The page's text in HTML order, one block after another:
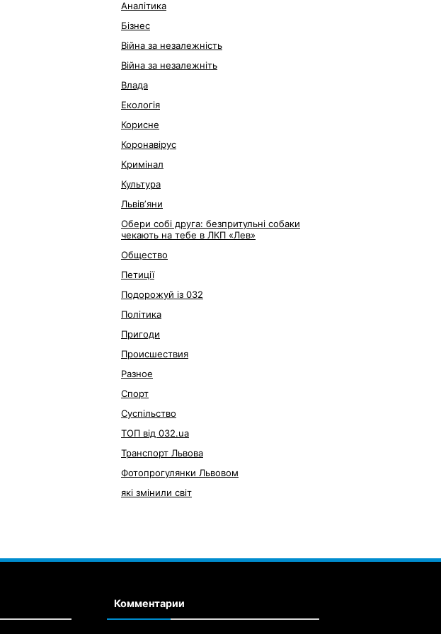
Аналітика
Бізнес
Війна за незалежність
Війна за незалежніть
Влада
Екологія
Корисне
Коронавірус
Кримінал
Культура
Львівʼяни
Обери собі друга: безпритульні собаки
чекають на тебе в ЛКП «Лев»
Общество
Петиції
Подорожуй із 032
Політика
Пригоди
Происшествия
Разное
Спорт
Суспільство
ТОП від 032.ua
Транспорт Львова
Фотопрогулянки Львовом
які змінили світ
Комментарии